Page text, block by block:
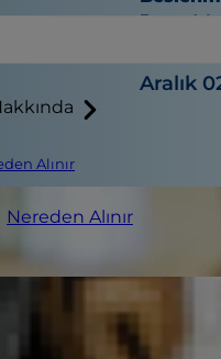
Alınır
Nereden Alınır
Jean
Aralık